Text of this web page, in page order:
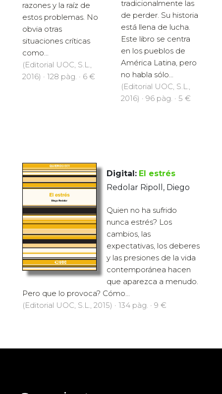
razones y la raíz de
estos problemas. No
obvia otras
situaciones críticas
como...
(Editorial UOC, S.L.,
2016) · 128 pàg. · 6 €
tradicionalmente las
de perder. Su historia
está llena de lucha.
Este libro se centra
en los pueblos de
América Latina, pero
no habla sólo...
(Editorial UOC, S.L.,
2016) · 96 pàg. · 5 €
Digital: El estrés
Redolar Ripoll, Diego
Quien no ha sufrido
nunca estrés? Los
cambios, las
expectativas, los deberes
y las presiones de la vida
contemporánea hacen
que aparezca a menudo.
Pero que lo provoca? Cómo...
(Editorial UOC, S.L., 2015) · 134 pàg. · 9 €